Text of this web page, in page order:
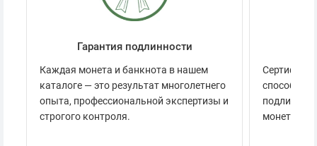
Гарантия подлинности
Каждая монета и банкнота в нашем
каталоге — это результат многолетнего
опыта, профессиональной экспертизы и
строгого контроля.
способов
монеты.